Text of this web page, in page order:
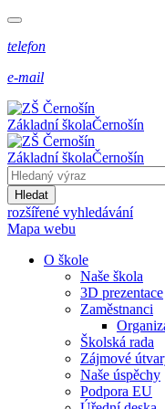
telefon
e-mail
Základní školaČernošín
Základní školaČernošín
Hledat
rozšířené vyhledávání
Mapa webu
O škole
Naše škola
3D prezentace
Zaměstnanci
Školská rada
Zájmové
Naše úspěchy
Podpora EU